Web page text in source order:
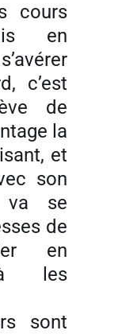
cours
en
c’est
de
la
et
son
va se
de
en
les
sont